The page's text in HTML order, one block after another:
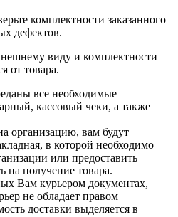
комплектности заказанного
дефектов.
виду и комплектности
от товара.
все необходимые
кассовый чеки, а также
организацию, вам будут
в которой необходимо
или предоставить
на получение товара.
Вам курьером документах,
не обладает правом
доставки выделяется в